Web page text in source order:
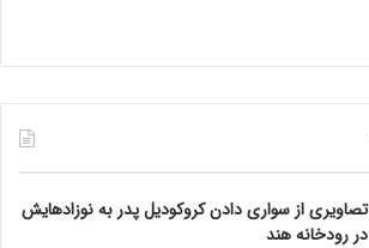
تصاویری از سواری دادن کروکودیل پدر به نوزادهایش
در رودخانه هند